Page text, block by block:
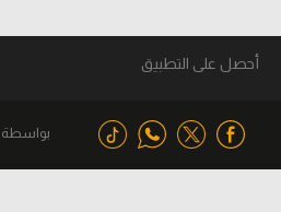
أحصل على التطبيق
بواسطة